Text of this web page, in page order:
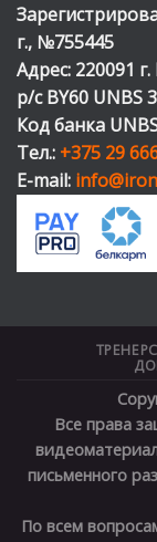
г., №755445
Адрес: 220091
р/с BY60 UNBS
Код банка
Тел.: +375 29
E-mail:
Все права
письменного
По всем